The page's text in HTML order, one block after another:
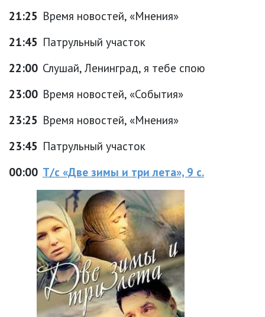
21:25 Время новостей, «Мнения»
21:45 Патрульный участок
22:00 Слушай, Ленинград, я тебе спою
23:00 Время новостей, «События»
23:25 Время новостей, «Мнения»
23:45 Патрульный участок
00:00 Т/с «Две зимы и три лета», 9 с.